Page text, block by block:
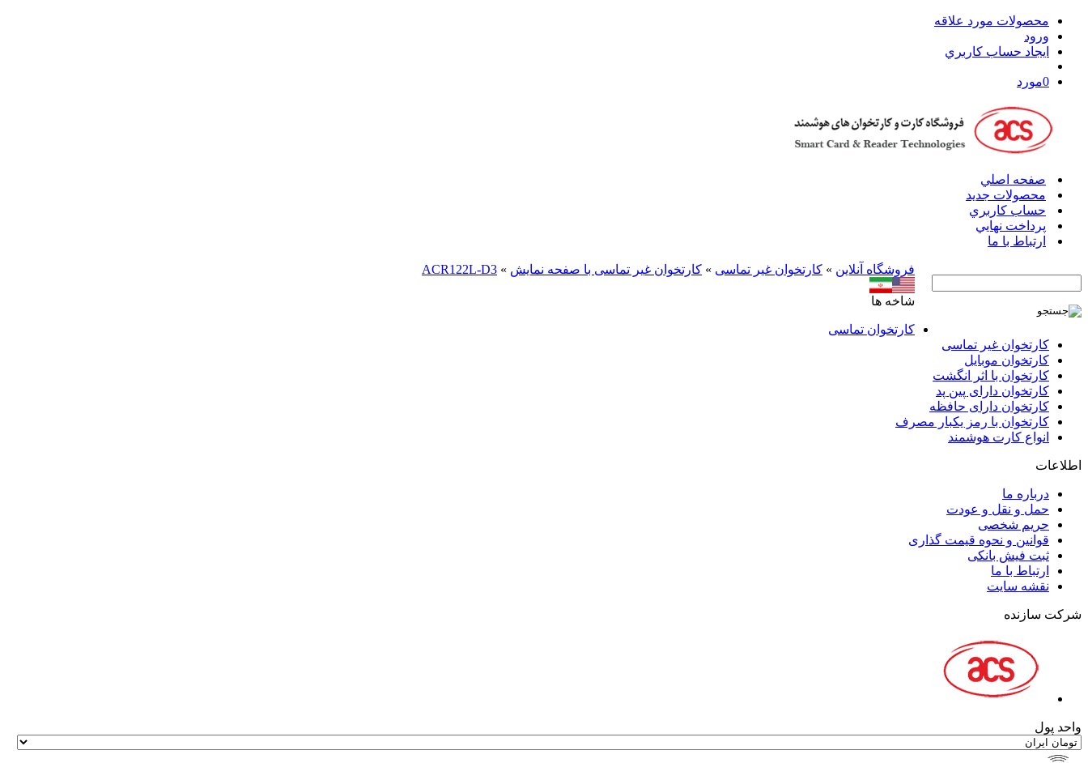
محصولات مورد علاقه
ورود
ايجاد حساب کاربري
0مورد
صفحه اصلي
محصولات جدید
حساب کاربري
پرداخت نهايي
ارتباط با ما
فروشگاه آنلاين » کارتخوان‌ غیر تماسی » کارتخوان غیر تماسی با صفحه نمایش »
ACR122L-D3
شاخه ها
کارتخوان‌ تماسی
کارتخوان‌ غیر تماسی
کارتخوان موبایل
کارتخوان با اثر انگشت
کارتخوان دارای پین پد
کارتخوان دارای حافظه
کارتخوان با رمز یکبار مصرف
انواع کارت هوشمند
اطلاعات
درباره ما
حمل و نقل و عودت
حریم شخصی
قوانین و نحوه قیمت گذاری
ثبت فیش بانکی
ارتباط با ما
نقشه سايت
شرکت سازنده
واحد پول